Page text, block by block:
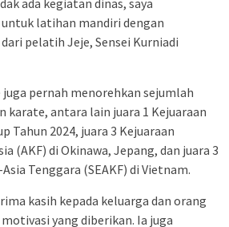
ada kegiatan dinas, saya
latihan mandiri dengan
pelatih Jeje, Sensei Kurniadi
juga pernah menorehkan sejumlah
karate, antara lain juara 1 Kejuaraan
Tahun 2024, juara 3 Kejuaraan
(AKF) di Okinawa, Jepang, dan juara 3
Tenggara (SEAKF) di Vietnam.
kasih kepada keluarga dan orang
yang diberikan. Ia juga